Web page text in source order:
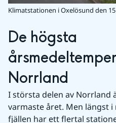
Klimatstationen i Oxelösund den
De högsta
Norrland
I största delen av Norrland
varmaste året. Men längst
fjällen har ett flertal